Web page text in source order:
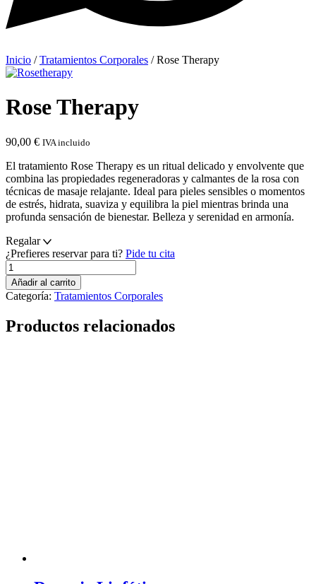
Inicio /Tratamientos Corporales / Rose Therapy
Rose Therapy
90,00 € IVA incluido
El tratamiento Rose Therapy es un ritual delicado y envolvente que
combina las propiedades regeneradoras y calmantes de la rosa con
técnicas de masaje relajante. Ideal para pieles sensibles o momentos
de estrés, hidrata, suaviza y equilibra la piel mientras brinda una
profunda sensación de bienestar. Belleza y serenidad en armonía.
Regalar
¿Prefieres reservar para ti? Pide tu cita
Rose
Therapy
cantidad
Añadir al carrito
Categoría: Tratamientos Corporales
Productos relacionados